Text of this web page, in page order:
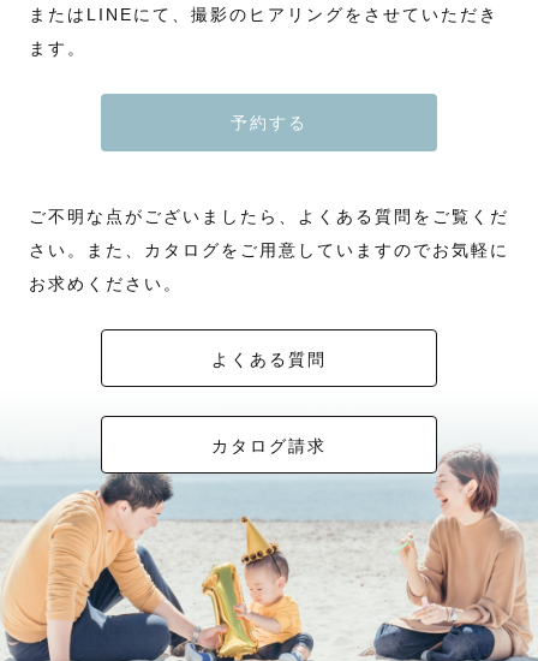
またはLINEにて、撮影のヒアリングをさせていただき
ます。
予約する
ご不明な点がございましたら、よくある質問をご覧くだ
さい。また、カタログをご用意していますのでお気軽に
お求めください。
よくある質問
カタログ請求